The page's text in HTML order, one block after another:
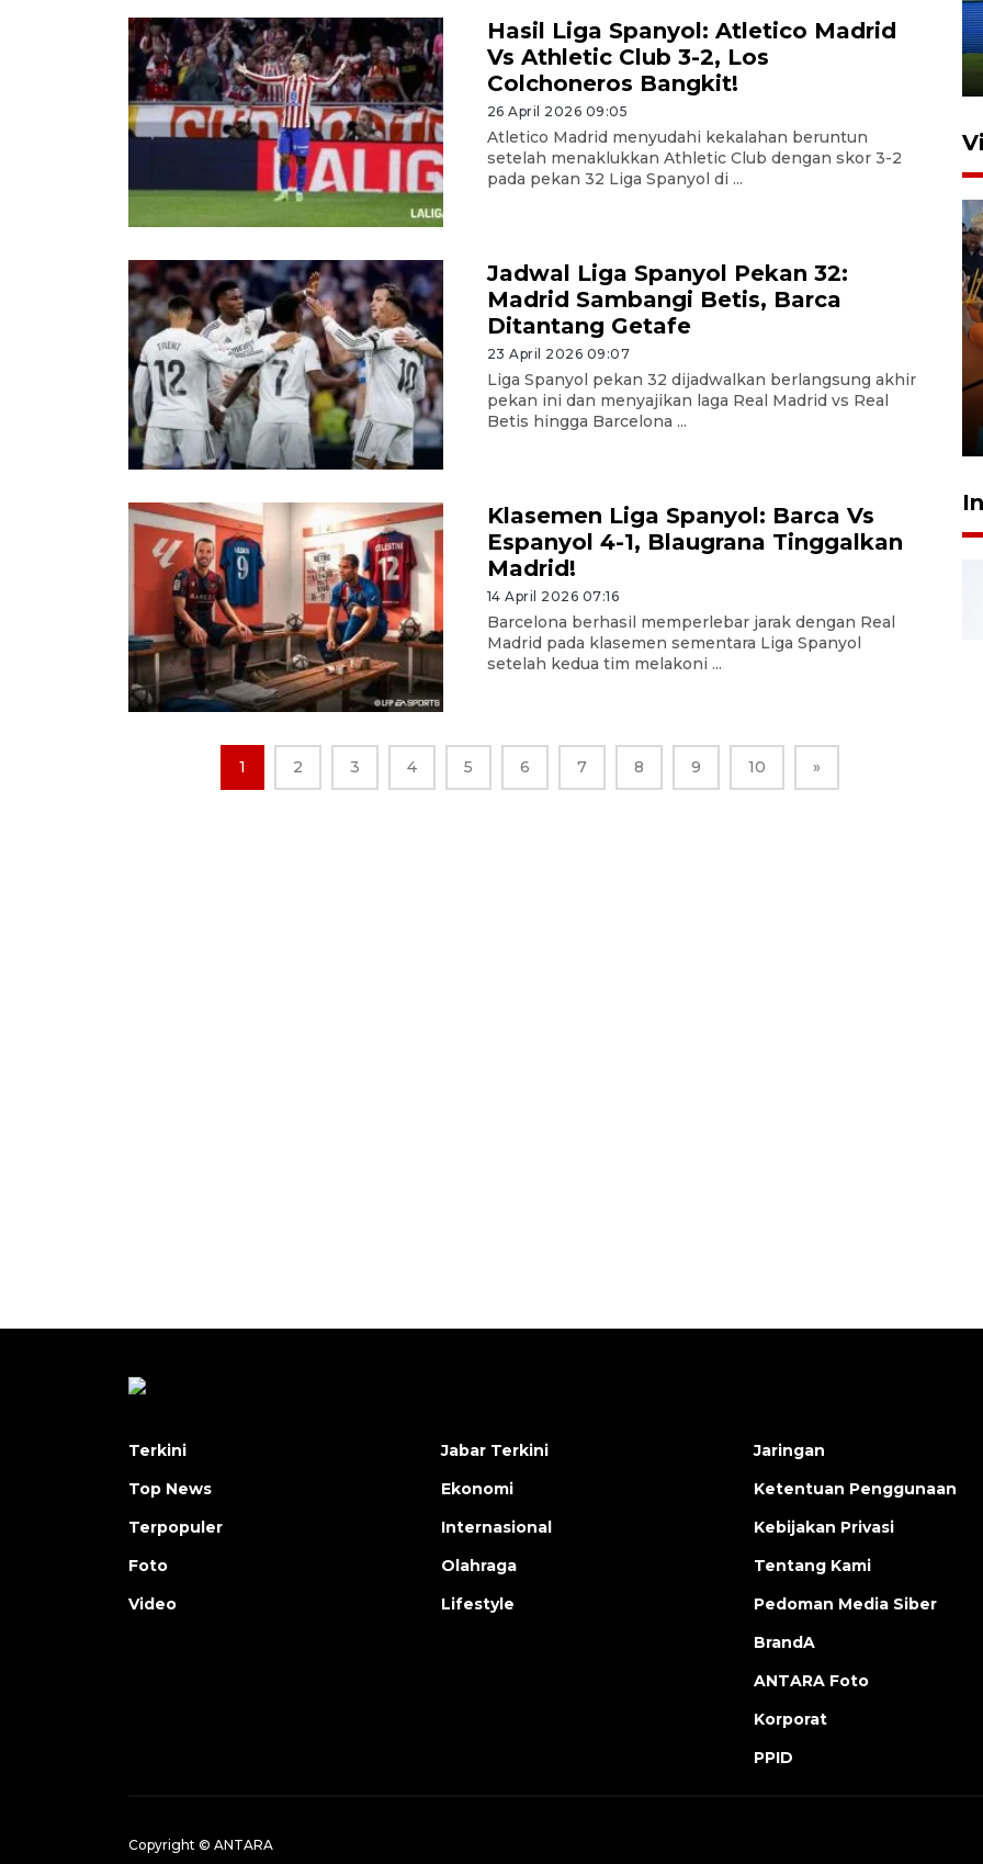
Hasil Liga Spanyol: Atletico Madrid
Vs Athletic Club 3-2, Los
Colchoneros Bangkit!
26 April 2026 09:05
Atletico Madrid menyudahi kekalahan beruntun
setelah menaklukkan Athletic Club dengan skor 3-2
pada pekan 32 Liga Spanyol di ...
Jadwal Liga Spanyol Pekan 32:
Madrid Sambangi Betis, Barca
Ditantang Getafe
23 April 2026 09:07
Liga Spanyol pekan 32 dijadwalkan berlangsung akhir
pekan ini dan menyajikan laga Real Madrid vs Real
Betis hingga Barcelona ...
Klasemen Liga Spanyol: Barca Vs
Espanyol 4-1, Blaugrana Tinggalkan
Madrid!
14 April 2026 07:16
Barcelona berhasil memperlebar jarak dengan Real
Madrid pada klasemen sementara Liga Spanyol
setelah kedua tim melakoni ...
1 2 3 4 5 6 7 8 9 10 »
dan manajerial SPPI di
Balikpapan
31 Juli 2026 18:01
Taklukkan DPMM FC, Persib
amankan tiket semifinal Piala
Presiden
29 Juli 2026 01:36
Terkini
Top News
Terpopuler
Foto
Video
Jabar Terkini
Ekonomi
Internasional
Olahraga
Lifestyle
Jaringan
Ketentuan Penggunaan
Kebijakan Privasi
Tentang Kami
Pedoman Media Siber
BrandA
ANTARA Foto
Korporat
PPID
Copyright © ANTARA